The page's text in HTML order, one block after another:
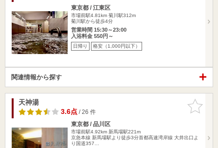
東京都 / 江東区
市場前駅4.81km 菊川駅312m
菊川駅から徒歩4分
営業時間 15:30～23:00
入浴料金 550円～
日帰り 格安（1,000円以下）
関連情報から探す
お気に入
りに追加
天神湯
3.6点/ 26 件
東京都 / 品川区
市場前駅4.92km 新馬場駅221m
京急本線 新馬場駅より徒歩3分首都高速湾岸線 大井出口よ
り国道357…